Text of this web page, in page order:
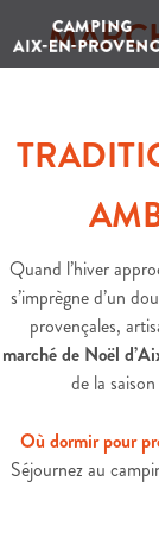
Quand l’hiver
s’imprègne d’un
provençales,
marché de Noël
de la
Où dormir pour
Séjournez au